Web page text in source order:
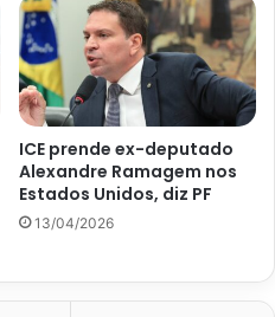
ICE prende ex-deputado
Alexandre Ramagem nos
Estados Unidos, diz PF
13/04/2026